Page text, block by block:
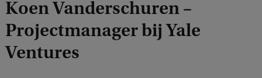
Koen Vanderschuren –
Projectmanager bij Yale
Ventures